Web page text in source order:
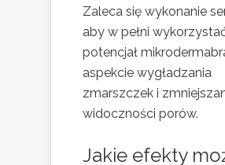
Zaleca się wykonanie
aby w pełni
potencjał
aspekcie wygładzania
zmarszczek i
widoczności porów.
Jakie efekty